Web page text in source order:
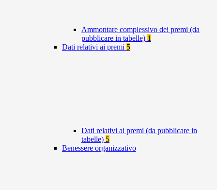
Ammontare complessivo dei premi (da
pubblicare in tabelle) 1
Dati relativi ai premi 5
Dati relativi ai premi (da pubblicare in
tabelle) 5
Benessere organizzativo